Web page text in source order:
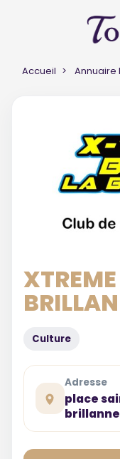
Accueil Annuaire
Culture
Adresse
place
brillanne